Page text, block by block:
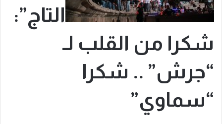
التاج”:
شكرا من القلب لـ
“جرش” .. شكرا
“سماوي”